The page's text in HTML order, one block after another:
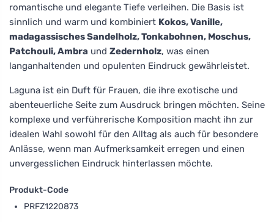
romantische und elegante Tiefe verleihen. Die Basis ist
sinnlich und warm und kombiniert Kokos, Vanille,
madagassisches Sandelholz, Tonkabohnen, Moschus,
Patchouli, Ambra und Zedernholz, was einen
langanhaltenden und opulenten Eindruck gewährleistet.
Laguna ist ein Duft für Frauen, die ihre exotische und
abenteuerliche Seite zum Ausdruck bringen möchten. Seine
komplexe und verführerische Komposition macht ihn zur
idealen Wahl sowohl für den Alltag als auch für besondere
Anlässe, wenn man Aufmerksamkeit erregen und einen
unvergesslichen Eindruck hinterlassen möchte.
Produkt-Code
PRFZ1220873